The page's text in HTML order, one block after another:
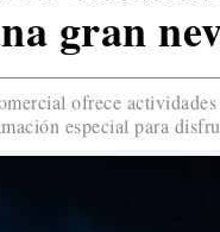
gran
ofrece
especial para